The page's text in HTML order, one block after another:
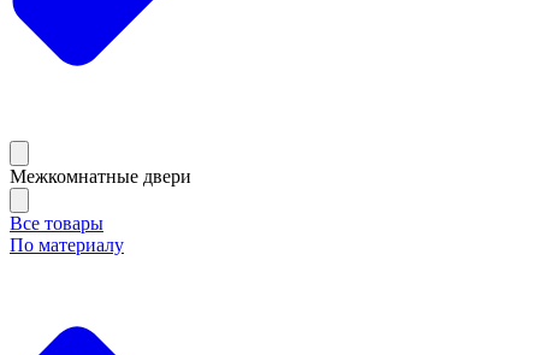
Межкомнатные двери
Все товары
По материалу